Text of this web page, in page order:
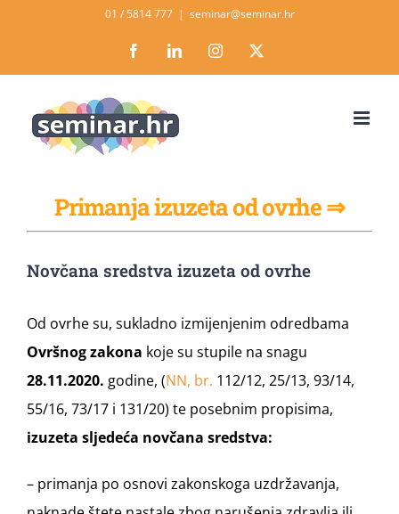
content
01 / 5814 777 | seminar@seminar.hr
FacebookLinkedInInstagram
Primanja izuzeta od ovrhe ⇒
Novčana sredstva izuzeta od ovrhe
Od ovrhe su, sukladno izmijenjenim odredbama
Ovršnog zakona koje su stupile na snagu
28.11.2020. godine, (NN, br. 112/12, 25/13, 93/14,
55/16, 73/17 i 131/20) te posebnim propisima,
izuzeta sljedeća novčana sredstva:
– primanja po osnovi zakonskoga uzdržavanja,